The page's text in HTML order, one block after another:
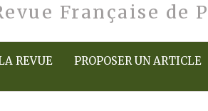
Française de
REVUE PROPOSER UN ARTICLE